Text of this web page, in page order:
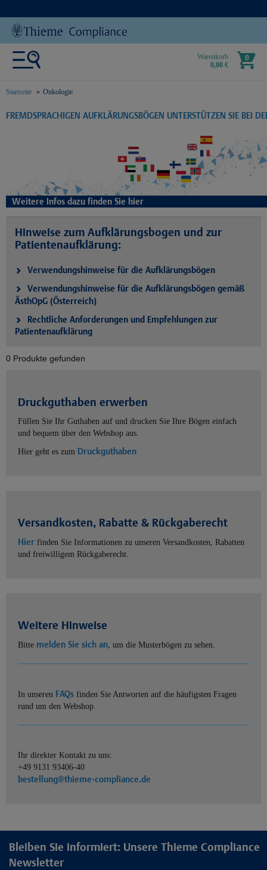
Warenkorb
0,00 €
0
Startseite Onkologie
text.skipToContent
text.skipToNavigation
FREMDSPRACHIGEN AUFKLÄRUNGSBÖGEN UNTERSTÜTZEN SIE BEI
Weitere Infos dazu finden Sie hier
Hinweise zum Aufklärungsbogen und zur
Patientenaufklärung:
Verwendungshinweise für die Aufklärungsbögen
Verwendungshinweise für die Aufklärungsbögen gemäß
ÄsthOpG (Österreich)
Rechtliche Anforderungen und Empfehlungen zur
Patientenaufklärung
0 Produkte gefunden
Druckguthaben erwerben
Füllen Sie Ihr Guthaben auf und drucken Sie Ihre Bögen einfach
und bequem über den Webshop aus.
Hier geht es zum Druckguthaben
Versandkosten, Rabatte & Rückgaberecht
Hier finden Sie Informationen zu unseren Versandkosten, Rabatten
und freiwilligem Rückgaberecht.
Weitere Hinweise
Bitte melden Sie sich an, um die Musterbögen zu sehen.
In unseren FAQs finden Sie Antworten auf die häufigsten Fragen
rund um den Webshop.
Ihr direkter Kontakt zu uns:
+49 9131 93406-40
bestellung@thieme-compliance.de
Bleiben Sie informiert: Unsere Thieme Compliance
Newsletter